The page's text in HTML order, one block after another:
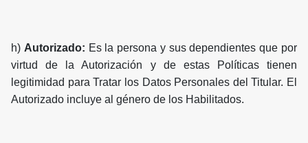
h) Autorizado: Es la persona y sus dependientes que por
virtud de la Autorización y de estas Políticas tienen
legitimidad para Tratar los Datos Personales del Titular. El
Autorizado incluye al género de los Habilitados.